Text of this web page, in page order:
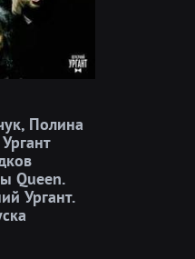
Полина
Queen.
Ургант.